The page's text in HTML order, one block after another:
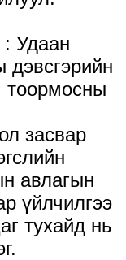
: Удаан
дэвсгэрийн
тоормосны
засвар
авлагын
үйлчилгээ
тухайд нь